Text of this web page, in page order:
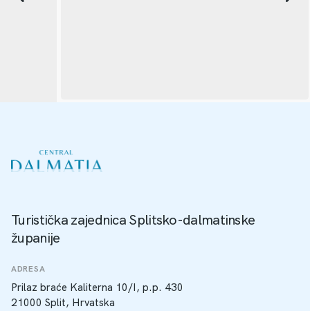
Turistička zajednica Splitsko-dalmatinske
županije
ADRESA
Prilaz braće Kaliterna 10/I, p.p. 430
21000 Split, Hrvatska